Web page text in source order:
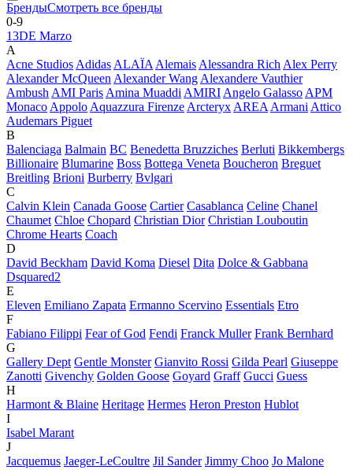
БрендыСмотреть все бренды
0-9
13DE Marzo
A
Acne StudiosAdidasALAÏAAlemaisAlessandra RichAlex Perry
Alexander McQueenAlexander WangAlexandere Vauthier
AmbushAMI ParisAmina MuaddiAMIRIAngelo GalassoAPM
MonacoAppoloAquazzura FirenzeArcteryxAREAArmaniAttico
Audemars Piguet
B
Balenciaga Balmain BC Benedetta Bruzziches Berluti Bikkembergs
Billionaire Blumarine Boss Bottega Veneta Boucheron Breguet
Breitling Brioni Burberry Bvlgari
C
Calvin Klein Canada Goose Cartier Casablanca Celine Chanel
Chaumet Chloe Chopard Christian Dior Christian Louboutin
Chrome Hearts Coach
D
David Beckham David Koma Diesel Dita Dolce & Gabbana
Dsquared2
E
Eleven Emiliano Zapata Ermanno Scervino Essentials Etro
F
Fabiano Filippi Fear of God Fendi Franck Muller Frank Bernhard
G
Gallery Dept Gentle Monster Gianvito Rossi Gilda Pearl Giuseppe
Zanotti Givenchy Golden Goose Goyard Graff Gucci Guess
H
Harmont & Blaine Heritage Hermes Heron Preston Hublot
I
Isabel Marant
J
Jacquemus Jaeger-LeCoultre Jil Sander Jimmy Choo Jo Malone